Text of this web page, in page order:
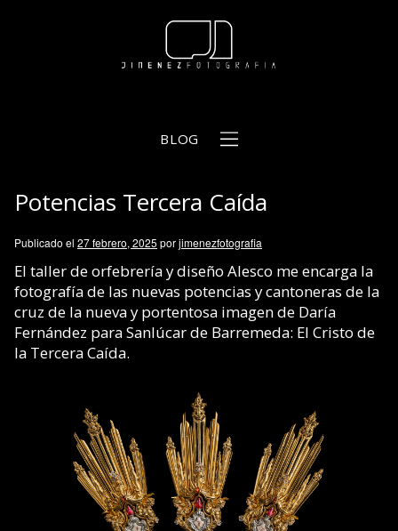
BLOG
Potencias Tercera Caída
Publicado el 27 febrero, 2025 porjimenezfotografia
El taller de orfebrería y diseño Alesco me encarga la
fotografía de las nuevas potencias y cantoneras de la
cruz de la nueva y portentosa imagen de Daría
Fernández para Sanlúcar de Barremeda: El Cristo de
la Tercera Caída.